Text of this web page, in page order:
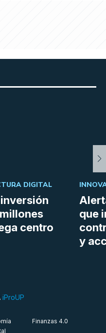
centro
DIGITAL
que
y
iProUP
Finanzas 4.0